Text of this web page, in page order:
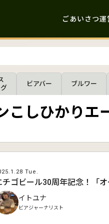
ごあいさつ運
ビアバー ブルワー
こしひかりエ
Tue.
チゴビール30周年記念！「
イトユナ
ビアジャーナリスト